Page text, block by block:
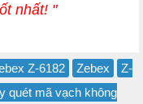
nhất! "
Z-6182 Zebex
Z-
quét mã vạch không